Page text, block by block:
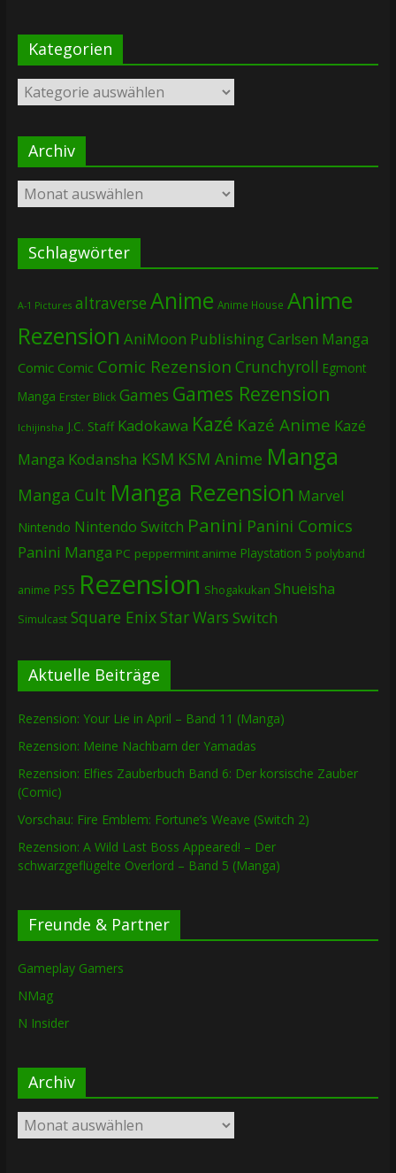
Kategorien
Kategorien
Archiv
Archiv
Schlagwörter
A-1 Pictures altraverse Anime Anime House Anime
Rezension AniMoon PublishingCarlsen Manga
Comic Comic Comic Rezension Crunchyroll Egmont
Manga Erster Blick Games Games Rezension
Ichijinsha J.C. Staff Kadokawa Kazé Kazé Anime Kazé
Manga Kodansha KSM KSM Anime Manga
Manga Cult Manga Rezension Marvel
Nintendo Nintendo Switch Panini Panini Comics
Panini Manga PC peppermint anime Playstation 5 polyband
anime PS5 Rezension Shogakukan Shueisha
Simulcast Square EnixStar Wars Switch
Aktuelle Beiträge
Rezension: Your Lie in April – Band 11 (Manga)
Rezension: Meine Nachbarn der Yamadas
Rezension: Elfies Zauberbuch Band 6: Der korsische Zauber
(Comic)
Vorschau: Fire Emblem: Fortune’s Weave (Switch 2)
Rezension: A Wild Last Boss Appeared! – Der
schwarzgeflügelte Overlord – Band 5 (Manga)
Freunde & Partner
Gameplay Gamers
NMag
N Insider
Archiv
Archiv